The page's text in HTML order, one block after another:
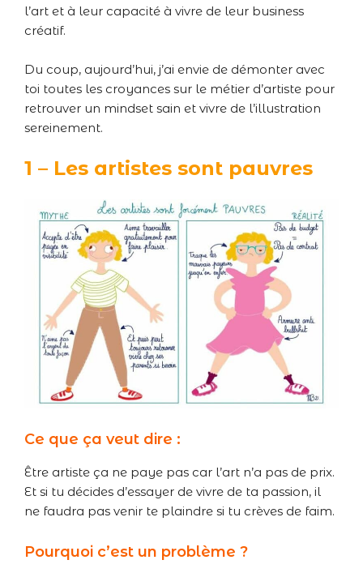
l’art et à leur capacité à vivre de leur business
créatif.
Du coup, aujourd’hui, j’ai envie de démonter avec
toi toutes les croyances sur le métier d’artiste pour
retrouver un mindset sain et vivre de l’illustration
sereinement.
1 – Les artistes sont pauvres
Ce que ça veut dire :
Être artiste ça ne paye pas car l’art n’a pas de prix.
Et si tu décides d’essayer de vivre de ta passion, il
ne faudra pas venir te plaindre si tu crèves de faim.
Pourquoi c’est un problème ?